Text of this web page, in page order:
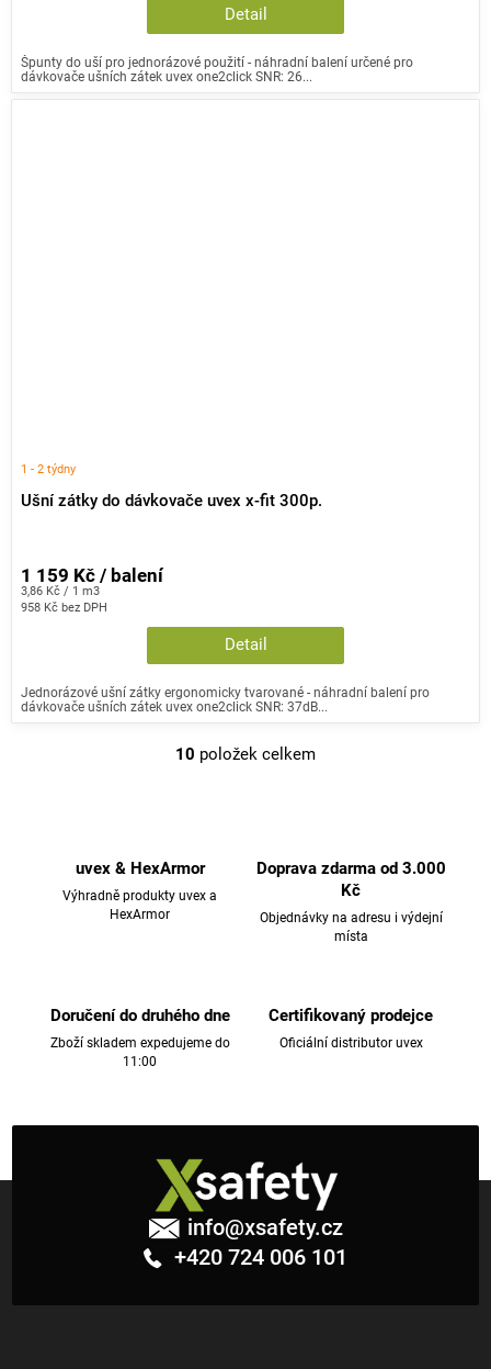
Detail
Špunty do uší pro jednorázové použití - náhradní balení určené pro
dávkovače ušních zátek uvex one2click SNR: 26...
Ušní zátky do dávkovače uvex x-fit 300p.
1 - 2 týdny
958 Kč bez DPH
1 159 Kč / balení
Měrná
cena:
3,86 Kč / 1 m3
Detail
Jednorázové ušní zátky ergonomicky tvarované - náhradní balení pro
dávkovače ušních zátek uvex one2click SNR: 37dB...
O
ý
i
s
u
10 položek celkem
uvex & HexArmor
Výhradně produkty uvex a
HexArmor
Doprava zdarma od 3.000
Kč
Objednávky na adresu i výdejní
místa
Doručení do druhého dne
Zboží skladem expedujeme do
11:00
Certifikovaný prodejce
Oficiální distributor uvex
info@xsafety.cz
+420 724 006 101